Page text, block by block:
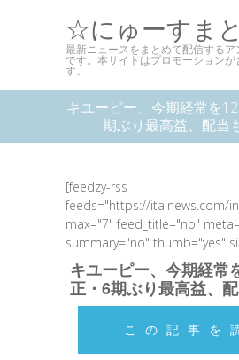
☆にゅーすま
最新ニュースをまとめて配信するア
です。本サイトはプロモーションが
す。
キユーピー、今期経常を
期ぶり最高益、配当
[feedzy-rss
feeds="https://itainews.com/
max="7" feed_title="no"
summary="no" thumb="yes"
キユーピー、今期経常
正・6期ぶり最高益、
この記事を